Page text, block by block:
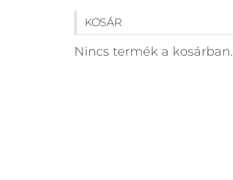
KOSÁR
Nincs termék a kosárban.